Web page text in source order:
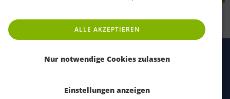
ALLE AKZEPTIEREN
Nur notwendige Cookies zulassen
Einstellungen anzeigen
Impressum
Datenschutzerklärung